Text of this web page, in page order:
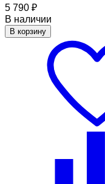
5 790 ₽
В наличии
В корзину